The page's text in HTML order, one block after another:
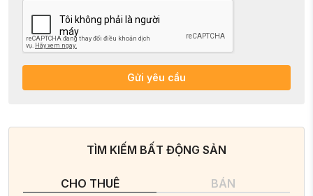
Gửi yêu cầu
TÌM KIẾM BẤT ĐỘNG SẢN
CHO THUÊ BÁN